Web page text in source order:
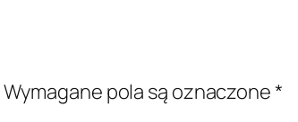
Wymagane pola są oznaczone*